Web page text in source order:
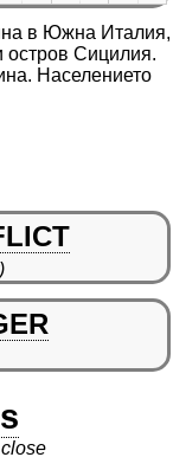
в Южна Италия,
остров Сицилия.
Населението